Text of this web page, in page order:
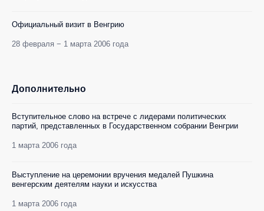
Официальный визит в Венгрию
28 февраля − 1 марта 2006 года
Дополнительно
Вступительное слово на встрече с лидерами политических
партий, представленных в Государственном собрании Венгрии
1 марта 2006 года
Выступление на церемонии вручения медалей Пушкина
венгерским деятелям науки и искусства
1 марта 2006 года